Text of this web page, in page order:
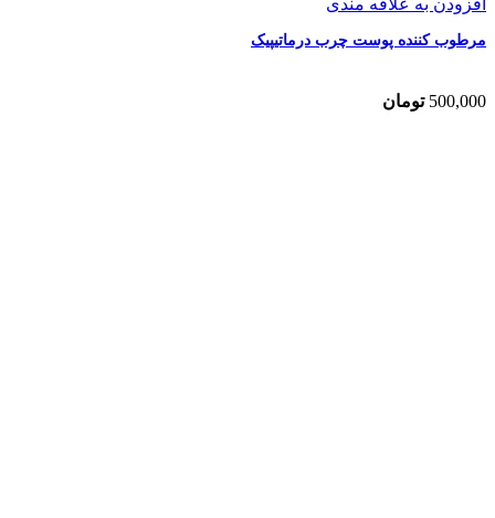
افزودن به علاقه مندی
مرطوب کننده پوست چرب درماتیپیک
500,000 تومان